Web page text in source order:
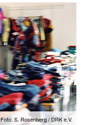
Foto: S. Rosenberg / DRK e.V.